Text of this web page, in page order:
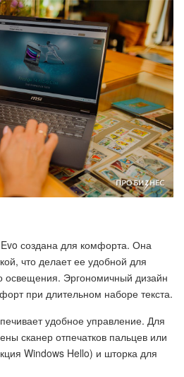
создана для комфорта. Она
что делает ее удобной для
освещения. Эргономичный дизайн
при длительном наборе текста.
удобное управление. Для
сканер отпечатков пальцев или
Windows Hello) и шторка для